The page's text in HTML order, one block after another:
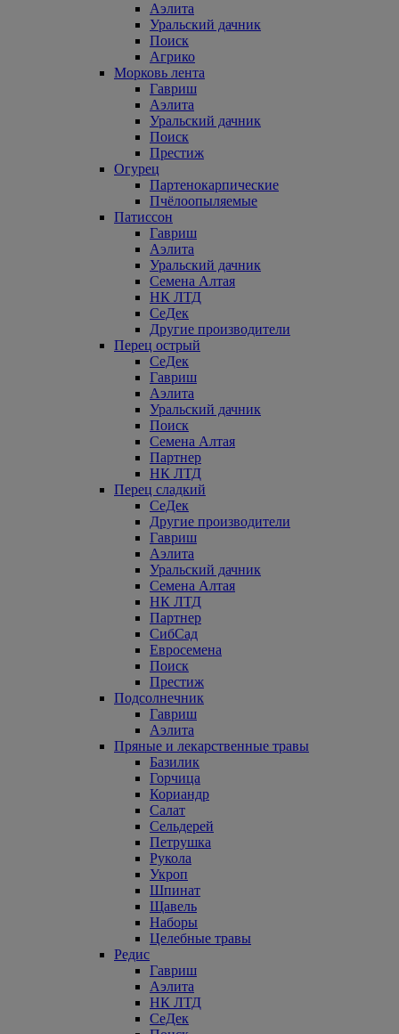
Аэлита
Уральский дачник
Поиск
Агрико
Морковь лента
Гавриш
Аэлита
Уральский дачник
Поиск
Престиж
Огурец
Партенокарпические
Пчёлоопыляемые
Патиссон
Гавриш
Аэлита
Уральский дачник
Семена Алтая
НК ЛТД
СеДек
Другие производители
Перец острый
СеДек
Гавриш
Аэлита
Уральский дачник
Поиск
Семена Алтая
Партнер
НК ЛТД
Перец сладкий
СеДек
Другие производители
Гавриш
Аэлита
Уральский дачник
Семена Алтая
НК ЛТД
Партнер
СибСад
Евросемена
Поиск
Престиж
Подсолнечник
Гавриш
Аэлита
Пряные и лекарственные травы
Базилик
Горчица
Кориандр
Салат
Сельдерей
Петрушка
Рукола
Укроп
Шпинат
Щавель
Наборы
Целебные травы
Редис
Гавриш
Аэлита
НК ЛТД
СеДек